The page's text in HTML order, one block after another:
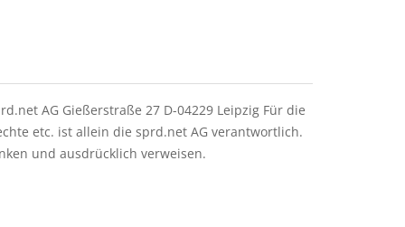
AG Gießerstraße 27 D-04229 Leipzig Für die
etc. ist allein die sprd.net AG verantwortlich.
und ausdrücklich verweisen.